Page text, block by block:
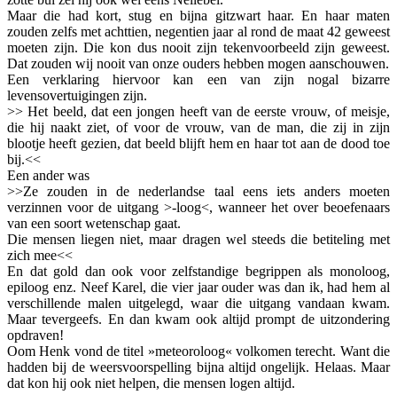
Maar die had kort, stug en bijna gitzwart haar. En haar maten
zouden zelfs met achttien, negentien jaar al rond de maat 42 geweest
moeten zijn. Die kon dus nooit zijn tekenvoorbeeld zijn geweest.
Dat zouden wij nooit van onze ouders hebben mogen aanschouwen.
Een verklaring hiervoor kan een van zijn nogal bizarre
levensovertuigingen zijn.
>> Het beeld, dat een jongen heeft van de eerste vrouw, of meisje,
die hij naakt ziet, of voor de vrouw, van de man, die zij in zijn
blootje heeft gezien, dat beeld blijft hem en haar tot aan de dood toe
bij.<<
Een ander was
>>Ze zouden in de nederlandse taal eens iets anders moeten
verzinnen voor de uitgang >-loog<, wanneer het over beoefenaars
van een soort wetenschap gaat.
Die mensen liegen niet, maar dragen wel steeds die betiteling met
zich mee<<
En dat gold dan ook voor zelfstandige begrippen als monoloog,
epiloog enz. Neef Karel, die vier jaar ouder was dan ik, had hem al
verschillende malen uitgelegd, waar die uitgang vandaan kwam.
Maar tevergeefs. En dan kwam ook altijd prompt de uitzondering
opdraven!
Oom Henk vond de titel »meteoroloog« volkomen terecht. Want die
hadden bij de weersvoorspelling bijna altijd ongelijk. Helaas. Maar
dat kon hij ook niet helpen, die mensen logen altijd.